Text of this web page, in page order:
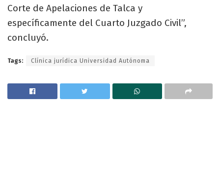
Corte de Apelaciones de Talca y
específicamente del Cuarto Juzgado Civil”,
concluyó.
Tags: Clínica jurídica Universidad Autónoma